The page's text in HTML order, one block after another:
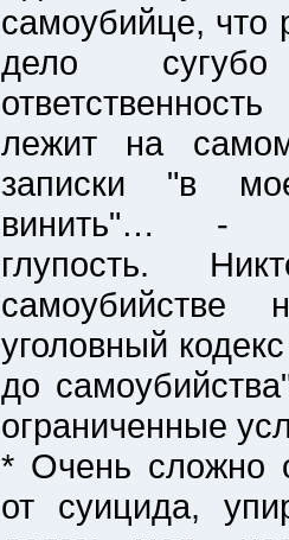
самоубийце, что
дело
лежит на
записки "в
винить"… -
глупость.
самоубийстве
уголовный
до
ограниченные
* Очень сложно
от суицида,